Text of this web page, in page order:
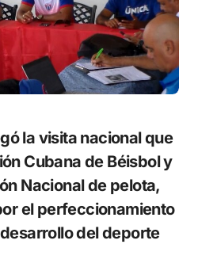
Cubana de Béisbol y
Nacional de pelota,
el perfeccionamiento
del deporte